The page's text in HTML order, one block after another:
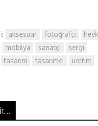
n
k
a
t r
aksesuar fotoğrafçı
mobilya sanatçı
sergi
tasarım tasarımcı
üretim